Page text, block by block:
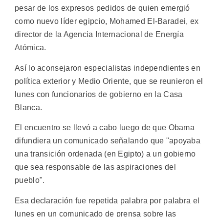
pesar de los expresos pedidos de quien emergió
como nuevo líder egipcio, Mohamed El-Baradei, ex
director de la Agencia Internacional de Energía
Atómica.
Así lo aconsejaron especialistas independientes en
política exterior y Medio Oriente, que se reunieron el
lunes con funcionarios de gobierno en la Casa
Blanca.
El encuentro se llevó a cabo luego de que Obama
difundiera un comunicado señalando que "apoyaba
una transición ordenada (en Egipto) a un gobierno
que sea responsable de las aspiraciones del
pueblo".
Esa declaración fue repetida palabra por palabra el
lunes en un comunicado de prensa sobre las